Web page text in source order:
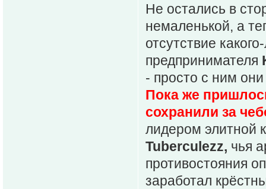
Не остались в
немаленькой, а
отсутствие
предпринимателя
- просто с ним
Пока же
сохранили за
лидером элитной
Tuberculezz, чья
противостояния
заработал